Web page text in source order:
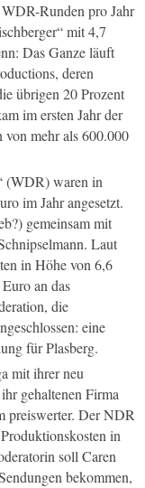
Runden pro Jahr
mit 4,7
Das Ganze läuft
deren
übrigen 20 Prozent
im ersten Jahr der
mehr als 600.000
(WDR) waren in
im Jahr angesetzt.
gemeinsam mit
Laut
in Höhe von 6,6
an das
die
eine
für Plasberg.
mit ihrer neu
gehaltenen Firma
preiswerter. Der NDR
in
soll Caren
bekommen,